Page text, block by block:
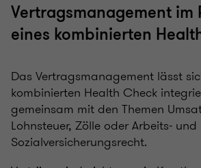
Vertragsmanagement im
eines kombinierten
Das Vertragsmanagement lässt
kombinierten Health Check
gemeinsam mit den Themen
Lohnsteuer, Zölle oder Arbeits‑ und
Sozialversicherungsrecht.